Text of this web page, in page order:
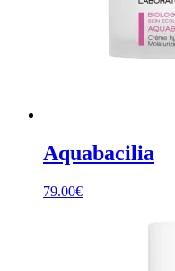
Aquabacilia
79.00€